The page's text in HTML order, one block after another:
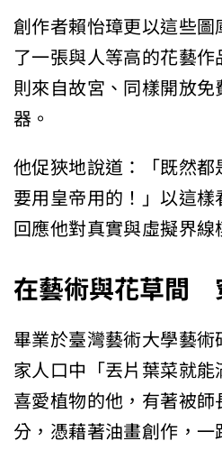
創作者賴怡璋更以這些
了一張與人等高的花藝
則來自故宮、同樣開放
器。
他促狹地說道：「既然
要用皇帝用的！」以這
回應他對真實與虛擬界
在藝術與花草間
畢業於臺灣藝術大學藝
家人口中「丟片葉菜就
喜愛植物的他，有著被
分，憑藉著油畫創作，